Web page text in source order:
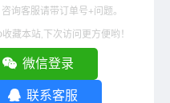
询客服请带订单号+问题。
藏本站,下次访问更方便哟！
微信登录
联系客服